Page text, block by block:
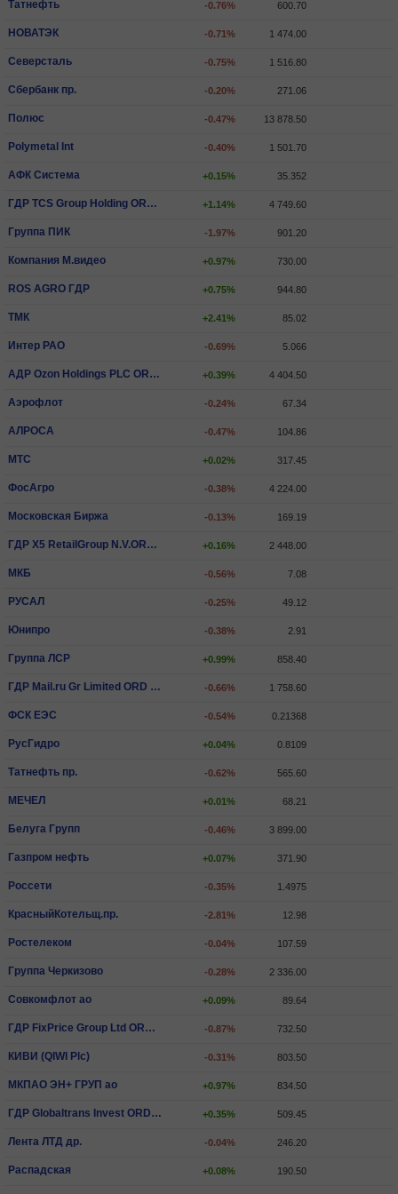
Татнефть -0.76% 600.70
НОВАТЭК -0.71% 1 474.00
Северсталь -0.75% 1 516.80
Сбербанк пр. -0.20% 271.06
Полюс -0.47% 13 878.50
Polymetal Int -0.40% 1 501.70
АФК Система +0.15% 35.352
ГДР TCS Group Holding ORD SHS +1.14% 4 749.60
Группа ПИК -1.97% 901.20
Компания М.видео +0.97% 730.00
ROS AGRO ГДР +0.75% 944.80
ТМК +2.41% 85.02
Интер РАО -0.69% 5.066
АДР Ozon Holdings PLC ORD SHS +0.39% 4 404.50
Аэрофлот -0.24% 67.34
АЛРОСА -0.47% 104.86
МТС +0.02% 317.45
ФосАгро -0.38% 4 224.00
Московская Биржа -0.13% 169.19
ГДР X5 RetailGroup N.V.ORD SHS +0.16% 2 448.00
МКБ -0.56% 7.08
РУСАЛ -0.25% 49.12
Юнипро -0.38% 2.91
Группа ЛСР +0.99% 858.40
ГДР Mail.ru Gr Limited ORD SHS -0.66% 1 758.60
ФСК ЕЭС -0.54% 0.21368
РусГидро +0.04% 0.8109
Татнефть пр. -0.62% 565.60
МЕЧЕЛ +0.01% 68.21
Белуга Групп -0.46% 3 899.00
Газпром нефть +0.07% 371.90
Россети -0.35% 1.4975
КрасныйКотельщ.пр. -2.81% 12.98
Ростелеком -0.04% 107.59
Группа Черкизово -0.28% 2 336.00
Совкомфлот ао +0.09% 89.64
ГДР FixPrice Group Ltd ORD SHS -0.87% 732.50
КИВИ (QIWI Plc) -0.31% 803.50
МКПАО ЭН+ ГРУП ао +0.97% 834.50
ГДР Globaltrans Invest ORD SHS +0.35% 509.45
Лента ЛТД др. -0.04% 246.20
Распадская +0.08% 190.50